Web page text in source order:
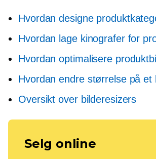
Hvordan designe
Hvordan lage kinografer for
Hvordan optimalisere
Hvordan endre størrelse på et
Oversikt over bilderesizers
Selg online